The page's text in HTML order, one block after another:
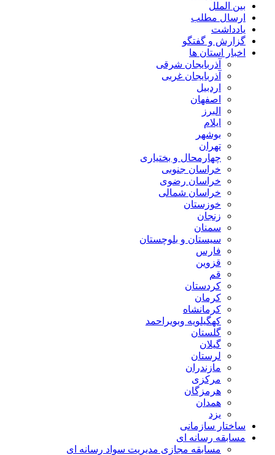
بین الملل
ارسال مطلب
یادداشت
گزارش و گفتگو
اخبار استان ها
آذربایجان شرقی
آذربایجان غربی
اردبیل
اصفهان
البرز
ایلام
بوشهر
تهران
چهارمحال و بختیاری
خراسان جنوبی
خراسان رضوی
خراسان شمالی
خوزستان
زنجان
سمنان
سیستان و بلوچستان
فارس
قزوین
قم
کردستان
کرمان
کرمانشاه
کهگیلویه وبویراحمد
گلستان
گیلان
لرستان
مازندران
مرکزی
هرمزگان
همدان
یزد
ساختار سازمانی
مسابقه رسانه ای
مسابقه مجازی مدیریت سواد رسانه ای